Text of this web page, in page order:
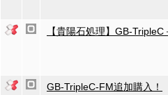
【貴陽石処理】GB-
GB-TripleC-FM追加購入！